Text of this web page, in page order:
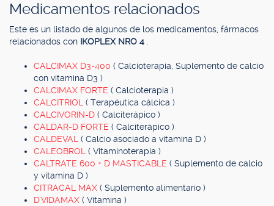
Medicamentos relacionados
Este es un listado de algunos de los medicamentos, fármacos
relacionados con IKOPLEX NRO 4
CALCIMAX D3-400 ( Calcioterapia, Suplemento de calcio
con vitamina D3 )
CALCIMAX FORTE ( Calcioterapia )
CALCITRIOL ( Terapéutica cálcica )
CALCIVORIN-D ( Calciterápico )
CALDAR-D FORTE ( Calciterápico )
CALDEVAL ( Calcio asociado a vitamina D )
CALEOBROL ( Vitaminoterapia )
CALTRATE 600 + D MASTICABLE ( Suplemento de calcio
y vitamina D )
CITRACAL MAX ( Suplemento alimentario )
D'VIDAMAX ( Vitamina )